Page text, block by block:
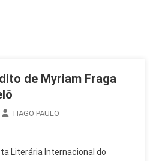
de Myriam Fraga
TIAGO PAULO
Literária Internacional do